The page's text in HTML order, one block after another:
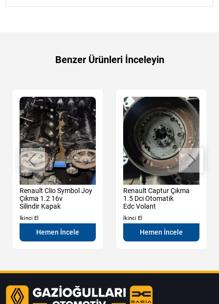
Benzer Ürünleri İnceleyin
Renault Clio Symbol Joy
Çıkma 1.2 16v
Silindir Kapak
İkinci El
Hemen İncele
Renault Captur Çıkma
1.5 Dci Otomatik
Edc Volant
İkinci El
Hemen İncele